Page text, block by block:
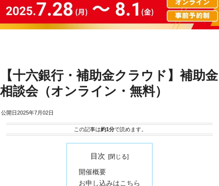
【十六銀行・補助金クラウド】補助金
相談会（オンライン・無料）
2025年7月02日
この記事は約1分で読めます。
目次
開催概要
お申し込みはこちら